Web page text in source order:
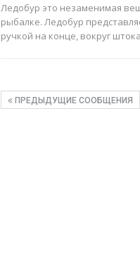
Ледобур это незаменимая
рыбалке. Ледобур
ручкой на конце, вокруг
ПРЕДЫДУЩИЕ СООБЩЕНИЯ